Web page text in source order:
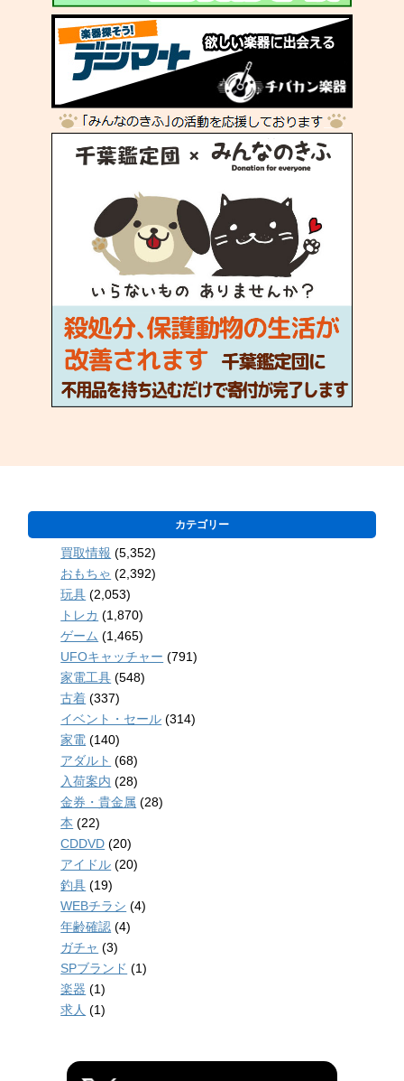
カテゴリー
買取情報 (5,352)
おもちゃ (2,392)
玩具 (2,053)
トレカ (1,870)
ゲーム (1,465)
UFOキャッチャー (791)
家電工具 (548)
古着 (337)
イベント・セール (314)
家電 (140)
アダルト (68)
入荷案内 (28)
金券・貴金属 (28)
本 (22)
CDDVD (20)
アイドル (20)
釣具 (19)
WEBチラシ (4)
年齢確認 (4)
ガチャ (3)
SPブランド (1)
楽器 (1)
求人 (1)